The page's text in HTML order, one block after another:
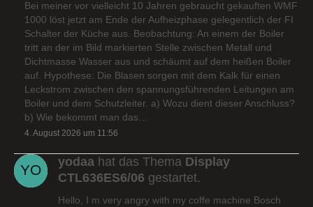
Bei meiner vor vielleicht 10 Jahren gebraucht gekauften WMF
1000 löst jetzt am Ende der Aufheizphase gelegentlich der FI
Schalter der Küche aus. Beobachtung: An einem der Boiler
tritt an der im Bild markierten Stelle zwischen Metall und
Dichtmasse Wasser aus und schäumt auf dem heißen Boiler
auf. Hypothese: Die Blasen sorgen mit dem Kalk für einen
Leckstrom zwischen den spannungsführenden Leitungen am
Boiler und dem Schutzleiter. a) Wozu dient dieser Anschluss?
b) Wie bekommt man das…
4. August 2026 um 11:56
yodaa hat das Thema Display
CTL636ES6/06 gestartet.
Hello, I m very angry with my coffe machine Bosch